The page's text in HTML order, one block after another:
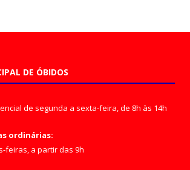
DE ÓBIDOS
de segunda a sexta-feira, de 8h às 14h
ordinárias:
feiras, a partir das 9h